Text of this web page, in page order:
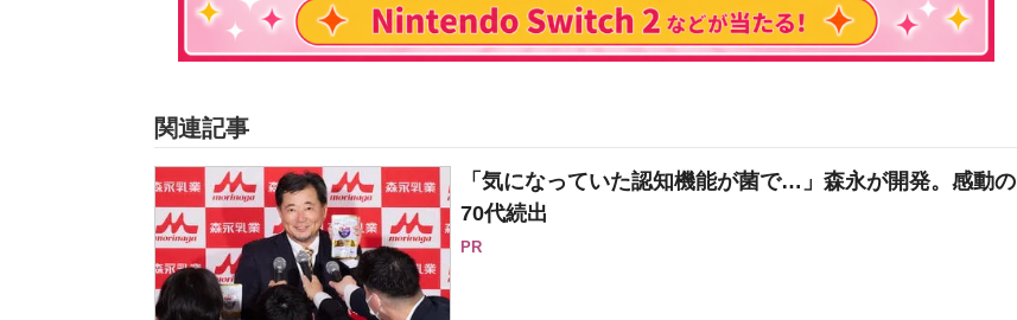
関連記事
「気になっていた認知機能が菌で…」森永が開発。感動の
70代続出
PR